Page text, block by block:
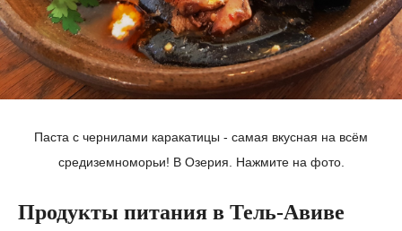
Паста с чернилами каракатицы - самая вкусная на всём
средиземноморьи! В Озерия. Нажмите на фото.
Продукты питания в Тель-Авиве